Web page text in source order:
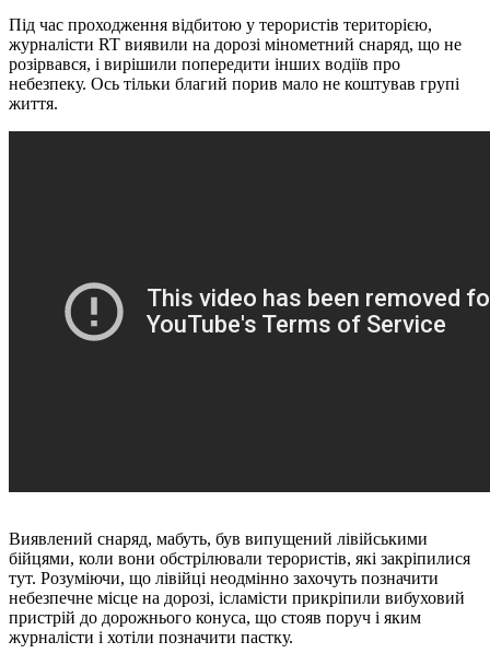
Під час проходження відбитою у терористів територією,
журналісти RT виявили на дорозі мінометний снаряд, що не
розірвався, і вирішили попередити інших водіїв про
небезпеку. Ось тільки благий порив мало не коштував групі
життя.
Виявлений снаряд, мабуть, був випущений лівійськими
бійцями, коли вони обстрілювали терористів, які закріпилися
тут. Розуміючи, що лівійці неодмінно захочуть позначити
небезпечне місце на дорозі, ісламісти прикріпили вибуховий
пристрій до дорожнього конуса, що стояв поруч і яким
журналісти і хотіли позначити пастку.